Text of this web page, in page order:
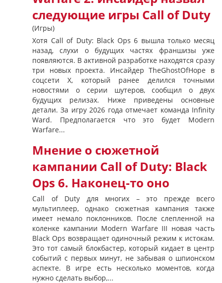
следующие игры Call of Duty
(Игры)
Хотя Call of Duty: Black Ops 6 вышла только месяц
назад, слухи о будущих частях франшизы уже
появляются. В активной разработке находятся сразу
три новых проекта. Инсайдер TheGhostOfHope в
соцсети X, который ранее делился точными
новостями о серии шутеров, сообщил о двух
будущих релизах. Ниже приведены основные
детали. За игру 2026 года отмечает команда Infinity
Ward. Предполагается что это будет Modern
Warfare...
Мнение о сюжетной
кампании Call of Duty: Black
Ops 6. Наконец-то оно
Call of Duty для многих – это прежде всего
мультиплеер, однако сюжетная кампания также
имеет немало поклонников. После слепленной на
коленке кампании Modern Warfare III новая часть
Black Ops возвращает одиночный режим к истокам.
Это тот самый блокбастер, который кидает в центр
событий с первых минут, не забывая о шпионском
аспекте. В игре есть несколько моментов, когда
нужно сделать выбор,...